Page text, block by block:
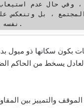
نفسه انعكاساً سلبياً.
بكون سكانها ذو ميول
يسخط من الحاكم
واقتصادية مهمة, عانت ومنذ عام 2003 من اشكالية الموقف